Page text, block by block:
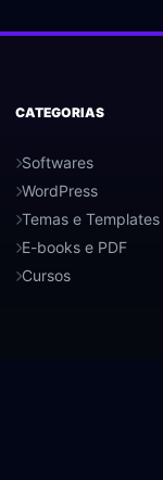
CATEGORIAS
Softwares
WordPress
Temas e Templates
E-books e PDF
Cursos